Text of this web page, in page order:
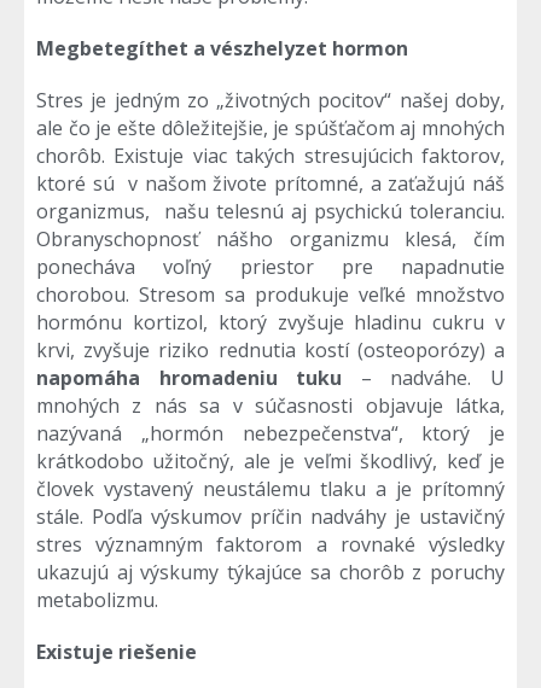
Megbetegíthet a vészhelyzet hormon
Stres je jedným zo „životných pocitov“ našej doby,
ale čo je ešte dôležitejšie, je spúšťačom aj mnohých
chorôb. Existuje viac takých stresujúcich faktorov,
ktoré sú v našom živote prítomné, a zaťažujú náš
organizmus, našu telesnú aj psychickú toleranciu.
Obranyschopnosť nášho organizmu klesá, čím
ponecháva voľný priestor pre napadnutie
chorobou. Stresom sa produkuje veľké množstvo
hormónu kortizol, ktorý zvyšuje hladinu cukru v
krvi, zvyšuje riziko rednutia kostí (osteoporózy) a
napomáha hromadeniu tuku – nadváhe. U
mnohých z nás sa v súčasnosti objavuje látka,
nazývaná „hormón nebezpečenstva“, ktorý je
krátkodobo užitočný, ale je veľmi škodlivý, keď je
človek vystavený neustálemu tlaku a je prítomný
stále. Podľa výskumov príčin nadváhy je ustavičný
stres významným faktorom a rovnaké výsledky
ukazujú aj výskumy týkajúce sa chorôb z poruchy
metabolizmu.
Existuje riešenie